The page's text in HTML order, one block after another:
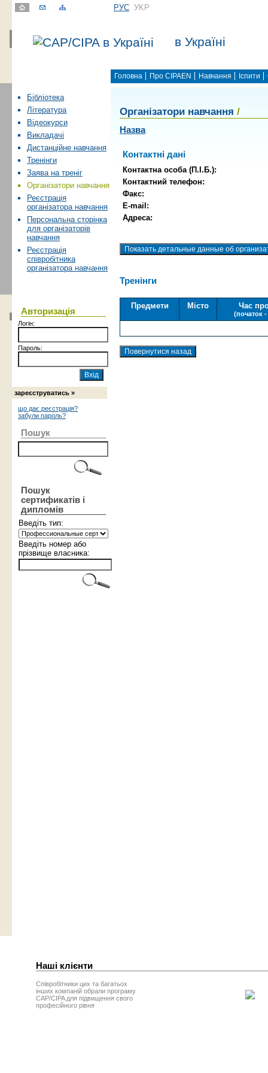
РУС УKР
в Україні
Головна Про CIPAEN Навчання Іспити
Бібліотека
Література
Відеокурси
Викладачі
Дистанційне навчання
Тренінги
Заява на треніг
Організатори навчання
Реєстрація
організатора навчання
Персональна сторінка
для організаторів
навчання
Реєстрація
співробітника
організатора навчання
Авторизація
Логін:
Пароль:
зареєструватись »
що дає реєстрація?
забули пароль?
Пошук
Пошук
сертификатів і
дипломів
Введіть тип:
Введіть номер або
прізвище власника:
Організатори навчання /
Назва
Контактні дані
Контактна особа (П.І.Б.):
Контактний телефон:
Факс:
E-mail:
Адреса:
Тренінги
Предмети Місто Час
(початок -
Наші клієнти
Співробітники цих та багатьох
інших компаній обрали програму
CAP/CIPA для підвищення свого
професійного рівня